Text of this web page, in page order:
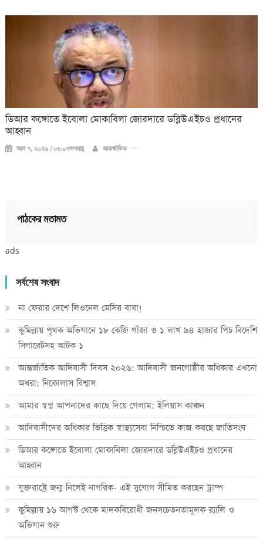
ডিআর কঙ্গোতে ইবোলা মোকাবিলা জোরদারে ডব্লিউএইচও প্রধানের
আহ্বান
আগ ৭, ২০২৬ / ০৬:০৭অপরাহ্ণ আন্তর্জাতিক
পাঠকের মতামত
ads
সর্বশেষ সংবাদ
না ফেরার দেশে লিওনেল মেসির বাবা!
কুমিল্লায় পৃথক অভিযানে ১৮ কেজি গাঁজা ও ১ লাখ ৯৪ হাজার পিচ বিদেশি
সিগারেটসহ আটক ১
আন্তর্জাতিক আদিবাসী দিবস ২০২৬: আদিবাসী জনগোষ্ঠীর অধিকার এখনো
অধরা: নিকোলাস বিশ্বাস
আমার স্বপ্ন আপনাদের কাছে দিয়ে গেলাম: ইলিয়াস কাঞ্চন
আদিবাসীদের অধিকার ভিত্তিক স্বাস্থ্যসেবা নিশ্চিতে কাজ করছে জাতিসংঘ
ডিআর কঙ্গোতে ইবোলা মোকাবিলা জোরদারে ডব্লিউএইচও প্রধানের
আহ্বান
যুক্তরাষ্ট্রে জন্ম নিলেই নাগরিক- এই সুযোগ সীমিত করছেন ট্রাম্প
কুমিল্লায় ১৬ আগস্ট থেকে মাদকবিরোধী জনসচেতনতামূলক র‍্যালি ও
অভিযান শুরু